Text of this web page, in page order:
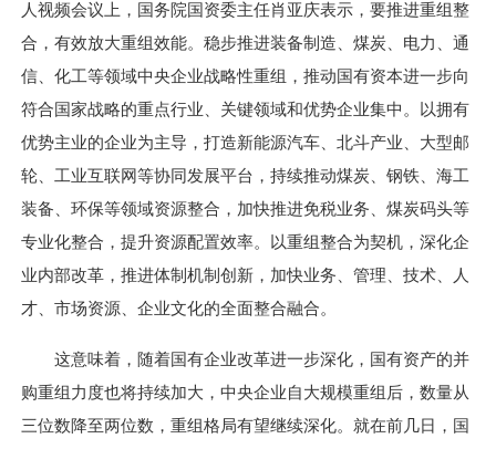
人视频会议上，国务院国资委主任肖亚庆表示，要推进重组整
合，有效放大重组效能。稳步推进装备制造、煤炭、电力、通
信、化工等领域中央企业战略性重组，推动国有资本进一步向
符合国家战略的重点行业、关键领域和优势企业集中。以拥有
优势主业的企业为主导，打造新能源汽车、北斗产业、大型邮
轮、工业互联网等协同发展平台，持续推动煤炭、钢铁、海工
装备、环保等领域资源整合，加快推进免税业务、煤炭码头等
专业化整合，提升资源配置效率。以重组整合为契机，深化企
业内部改革，推进体制机制创新，加快业务、管理、技术、人
才、市场资源、企业文化的全面整合融合。
这意味着，随着国有企业改革进一步深化，国有资产的并
购重组力度也将持续加大，中央企业自大规模重组后，数量从
三位数降至两位数，重组格局有望继续深化。就在前几日，国